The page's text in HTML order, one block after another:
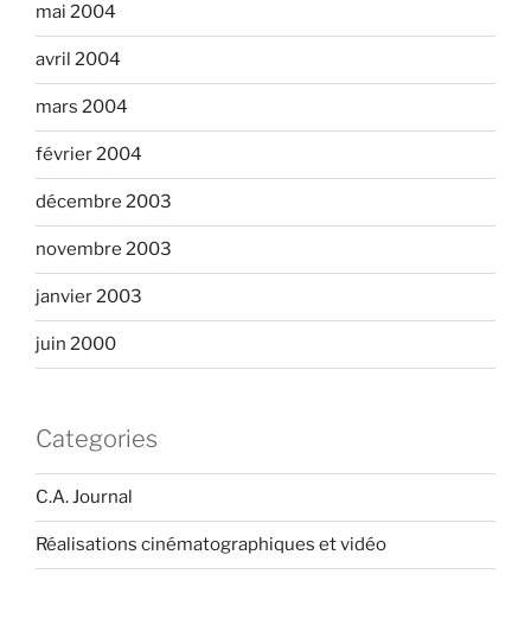
mai 2004
avril 2004
mars 2004
février 2004
décembre 2003
novembre 2003
janvier 2003
juin 2000
Categories
C.A. Journal
Réalisations cinématographiques et vidéo